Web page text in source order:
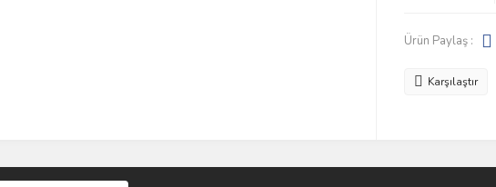
Ürün Paylaş :
Karşılaştır